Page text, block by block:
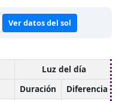
Ver datos del sol
Luz del día
Duración
Diferencia